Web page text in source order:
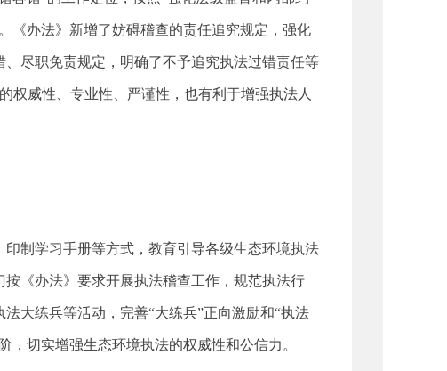
《办法》新增了妨碍稽查的责任追究规定，强化
尽职免责规定，明确了不予追究执法过错责任等
权威性、专业性、严谨性，也有利于增强执法人
制学习手册等方式，教育引导各级生态环境执法
《办法》要求开展执法稽查工作，规范执法行
大练兵等活动，完善“大练兵”正向激励和“执法
切实增强生态环境执法的权威性和公信力。